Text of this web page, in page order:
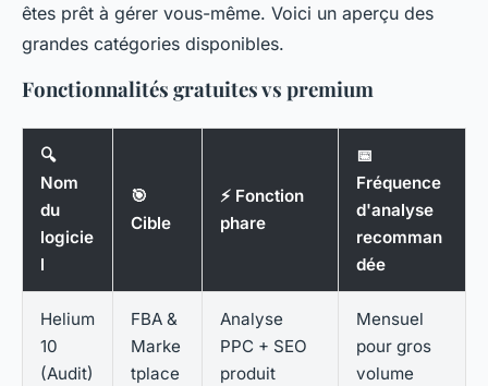
êtes prêt à gérer vous-même. Voici un aperçu des
grandes catégories disponibles.
Fonctionnalités gratuites vs premium
🔍
Nom
du
logicie
l
🎯
Cible
⚡ Fonction
phare
📅
Fréquence
d'analyse
recomman
dée
Helium
10
(Audit)
FBA &
Marke
tplace
Analyse
PPC + SEO
produit
Mensuel
pour gros
volume